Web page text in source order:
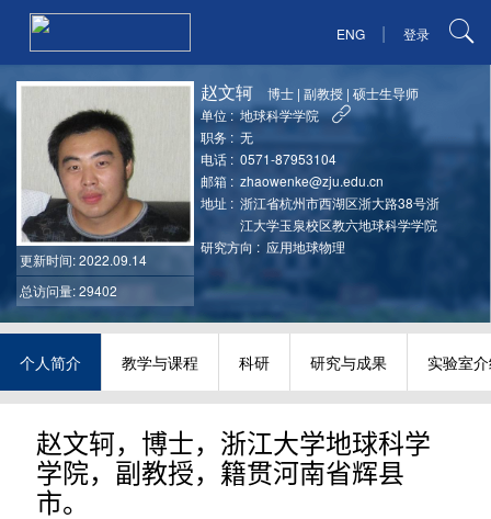
ENG | 登录
更新时间: 2022.09.14
总访问量: 29402
赵文轲 博士 |副教授 |硕士生导师
单位 : 地球科学学院
职务 : 无
电话 : 0571-87953104
邮箱 : zhaowenke@zju.edu.cn
地址 : 浙江省杭州市西湖区浙大路38号浙
江大学玉泉校区教六地球科学学院
研究方向 : 应用地球物理
个人简介 教学与课程 科研 研究与成果 实验室
赵文轲，博士，浙江大学地球科学
学院，副教授，籍贯河南省辉县
市。